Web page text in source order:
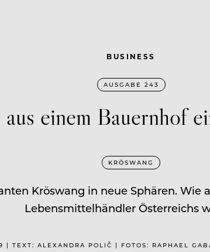
BUSINESS
AUSGABE 243
einem Bauernhof
KRÖSWANG
Kröswang in neue Sphären.
Lebensmittelhändler Österreichs
| TEXT: ALEXANDRA POLIČ | FOTOS: RAPHAEL